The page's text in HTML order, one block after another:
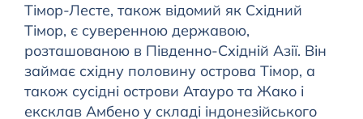
Тімор-Лесте, також відомий як Східний
Тімор, є суверенною державою,
розташованою в Південно-Східній Азії. Він
займає східну половину острова Тімор, а
також сусідні острови Атауро та Жако і
ексклав Амбено у складі індонезійського